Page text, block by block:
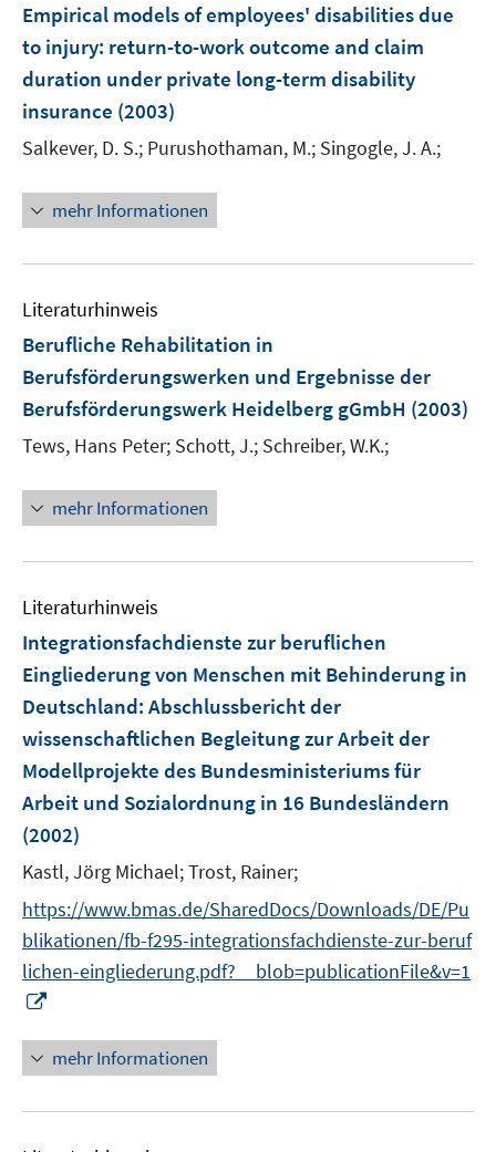
e
n
s
e
r
n
Empirical models of employees' disabilities due
to injury: return-to-work outcome and claim
duration under private long-term disability
insurance (2003)
Salkever, D. S.; Purushothaman, M.; Singogle, J. A.;
mehr Informationen
Literaturhinweis
Berufliche Rehabilitation in
Berufsförderungswerken und Ergebnisse der
Berufsförderungswerk Heidelberg gGmbH (2003)
Tews, Hans Peter; Schott, J.; Schreiber, W.K.;
mehr Informationen
Literaturhinweis
Integrationsfachdienste zur beruflichen
Eingliederung von Menschen mit Behinderung in
Deutschland: Abschlussbericht der
wissenschaftlichen Begleitung zur Arbeit der
Modellprojekte des Bundesministeriums für
Arbeit und Sozialordnung in 16 Bundesländern
(2002)
Kastl, Jörg Michael;Trost, Rainer;
https://www.bmas.de/SharedDocs/Downloads/DE/Pu
blikationen/fb-f295-integrationsfachdienste-zur-beruf
lichen-eingliederung.pdf?__blob=publicationFile&v=1
n
e
u
mehr Informationen